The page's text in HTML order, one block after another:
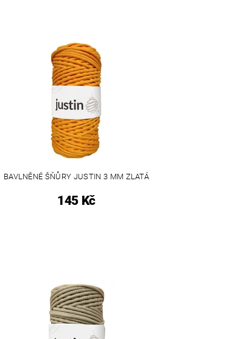
BAVLNĚNÉ ŠŇŮRY JUSTIN 3 MM ZLATÁ
145 Kč